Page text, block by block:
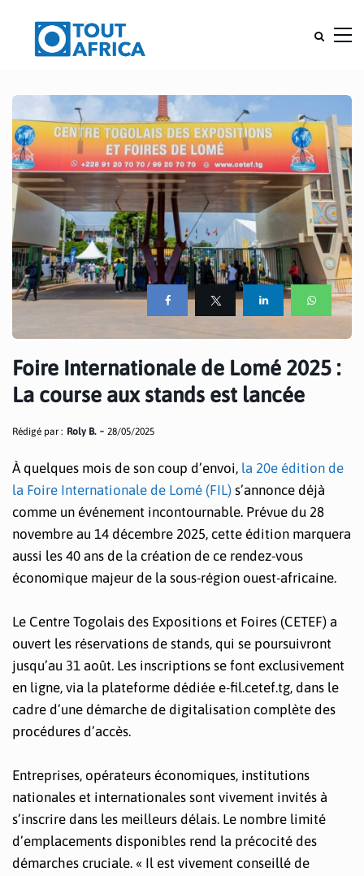
Foire Internationale de Lomé 2025 :
La course aux stands est lancée
Rédigé par : Roly B. 28/05/2025
À quelques mois de son coup d’envoi, la 20e édition de
la Foire Internationale de Lomé (FIL) s’annonce déjà
comme un événement incontournable. Prévue du 28
novembre au 14 décembre 2025, cette édition marquera
aussi les 40 ans de la création de ce rendez-vous
économique majeur de la sous-région ouest-africaine.
Le Centre Togolais des Expositions et Foires (CETEF) a
ouvert les réservations de stands, qui se poursuivront
jusqu’au 31 août. Les inscriptions se font exclusivement
en ligne, via la plateforme dédiée e-fil.cetef.tg, dans le
cadre d’une démarche de digitalisation complète des
procédures d’accès.
Entreprises, opérateurs économiques, institutions
nationales et internationales sont vivement invités à
s’inscrire dans les meilleurs délais. Le nombre limité
d’emplacements disponibles rend la précocité des
démarches cruciale. « Il est vivement conseillé de